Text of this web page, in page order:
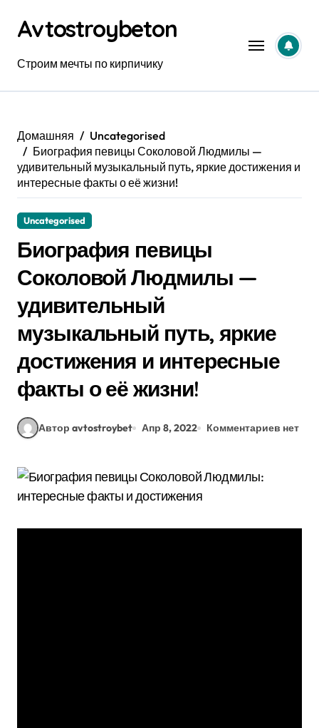
содержанию
Avtostroybeton
Строим мечты по кирпичику
Домашняя
Uncategorised
Биография певицы Соколовой Людмилы —
удивительный музыкальный путь, яркие достижения и
интересные факты о её жизни!
Uncategorised
Биография певицы
Соколовой Людмилы —
удивительный
музыкальный путь, яркие
достижения и интересные
факты о её жизни!
Автор avtostroybet Апр 8, 2022 Комментариев нет